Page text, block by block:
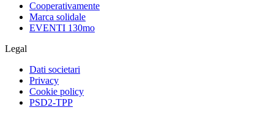
Cooperativamente
Marca solidale
EVENTI 130mo
Legal
Dati societari
Privacy
Cookie policy
PSD2-TPP